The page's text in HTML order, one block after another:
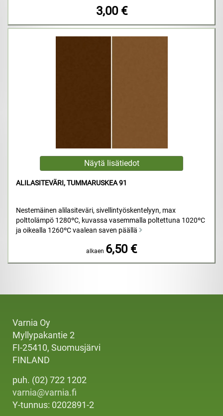
3,00 €
ALILASITEVÄRI, TUMMARUSKEA 91
Nestemäinen alilasiteväri, sivellintyöskentelyyn, max
polttolämpö 1280ºC, kuvassa vasemmalla poltettuna 1020ºC
ja oikealla 1260ºC vaalean saven päällä
alkaen 6,50 €
Varnia Oy
Myllypakantie 2
FI-25410, Suomusjärvi
FINLAND
puh. (02) 722 1202
varnia@varnia.fi
Y-tunnus: 0202891-2